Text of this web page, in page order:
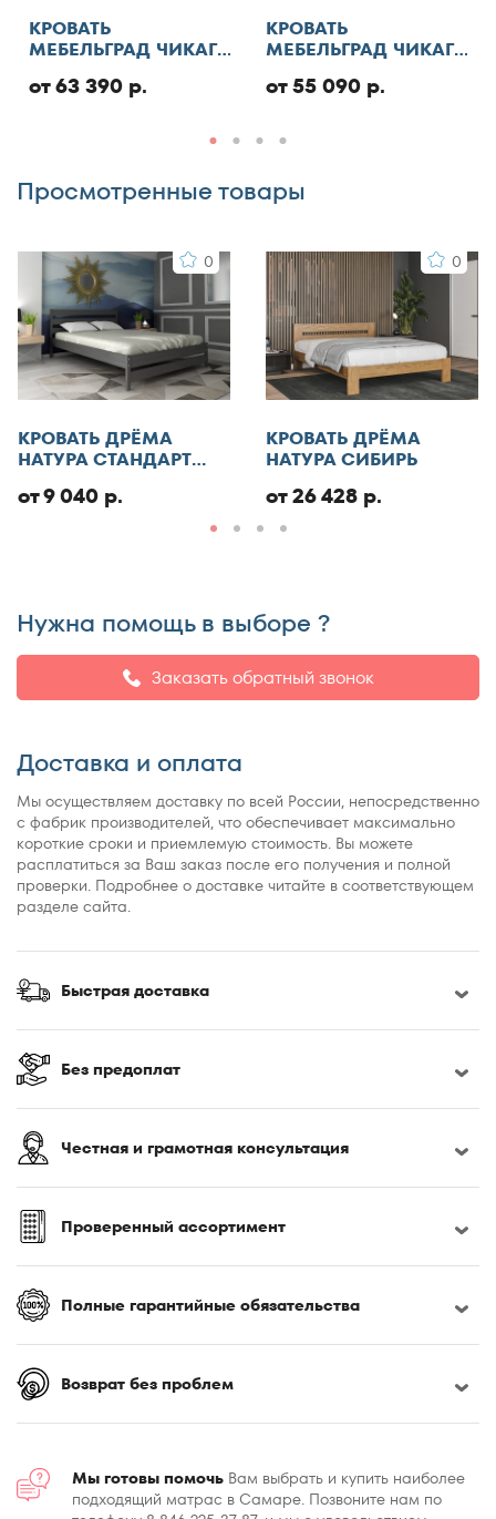
130x185
130x186
130x190
140x185
140x190
140x195
140x200
140x210
145x200
150x185
150x190
150x220
160x180
160x186
160x195
160x200
160x210
160x220
170x200
180x190
180x195
180x210
180x220
185x200
190x200
200x200
200x210
200x220
Отменить
Добавить отзыв
КРОВАТЬ
МЕБЕЛЬГРАД ЧИКАГО
от 63 390 р.
КРОВАТЬ
МЕБЕЛЬГРАД ЧИКАГО
от 55 090 р.
Просмотренные товары
0
КРОВАТЬ ДРЁМА
НАТУРА СТАНДАРТ
от 9 040 р.
0
КРОВАТЬ ДРЁМА
НАТУРА СИБИРЬ
от 26 428 р.
Нужна помощь в выборе ?
Заказать обратный звонок
Доставка и оплата
Мы осуществляем доставку по всей России, непосредственно
с фабрик производителей, что обеспечивает максимально
короткие сроки и приемлемую стоимость. Вы можете
расплатиться за Ваш заказ после его получения и полной
проверки. Подробнее о доставке читайте в соответствующем
разделе сайта.
Быстрая доставка
Без предоплат
Честная и грамотная консультация
Проверенный ассортимент
Полные гарантийные обязательства
Возврат без проблем
Мы готовы помочь Вам выбрать и купить наиболее
подходящий матрас в Самаре. Позвоните нам по